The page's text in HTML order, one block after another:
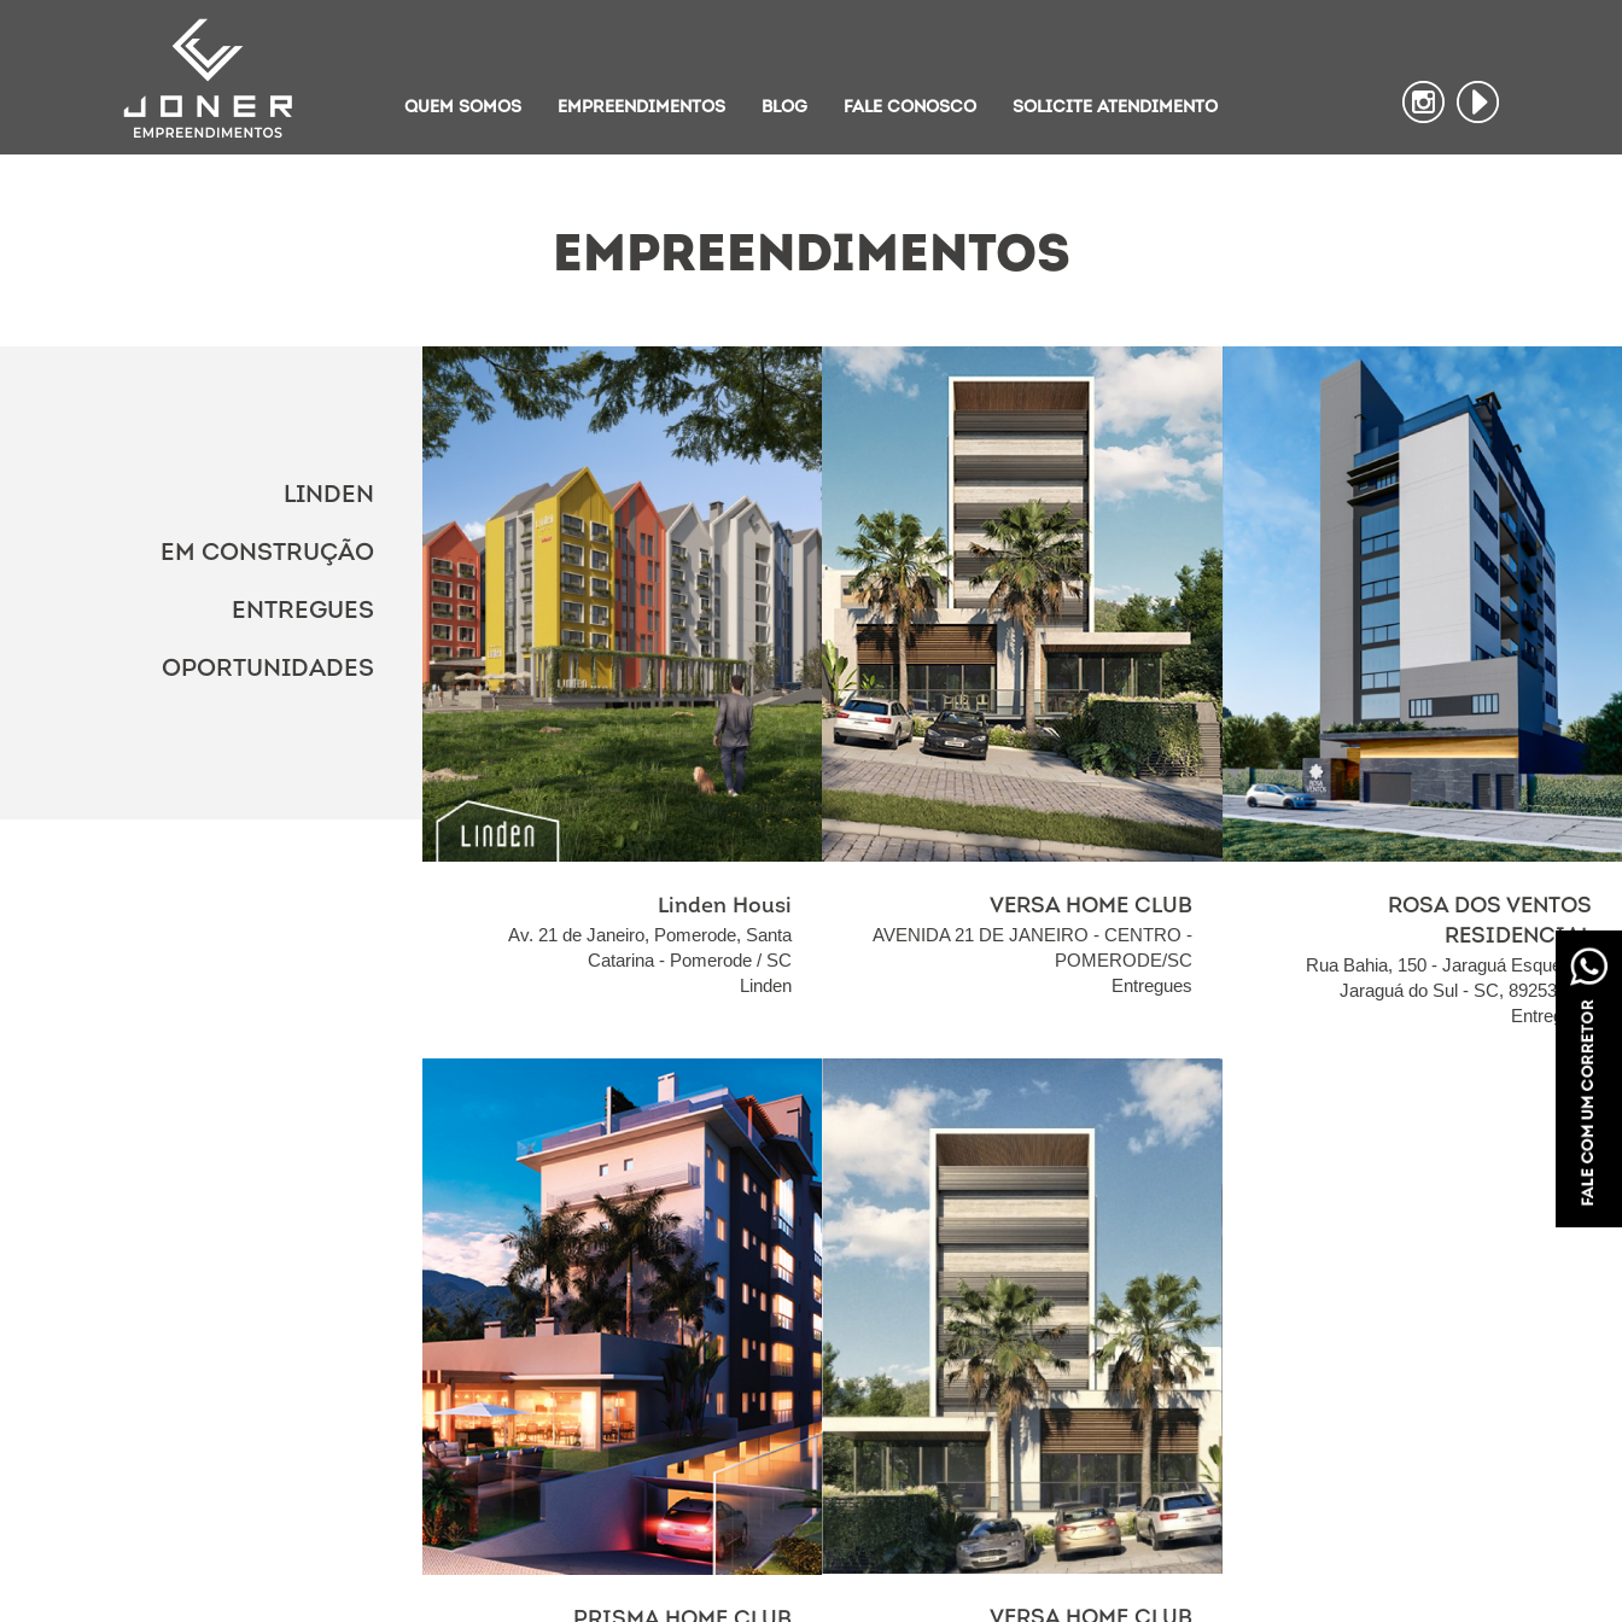
QUEM SOMOS EMPREENDIMENTOS BLOG FALE CONOSCO SOLICITE ATENDIMENTO
EMPREENDIMENTOS
LINDEN
EM CONSTRUÇÃO
ENTREGUES
OPORTUNIDADES
Linden Housi
Av. 21 de Janeiro, Pomerode, Santa
Catarina - Pomerode / SC
Linden
VERSA HOME CLUB
AVENIDA 21 DE JANEIRO - CENTRO -
POMERODE/SC
Entregues
ROSA DOS VENTOS
RESIDENCIAL
Rua Bahia, 150 - Jaraguá Esquerdo,
Jaraguá do Sul - SC, 89253-140
Entregues